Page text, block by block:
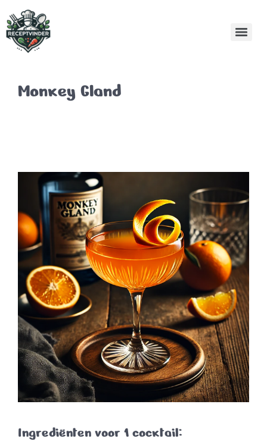
Monkey Gland
Ingrediënten voor 1 cocktail: